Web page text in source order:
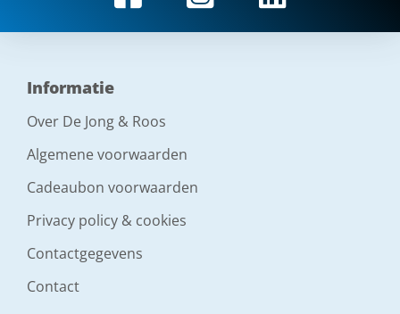
Informatie
Over De Jong & Roos
Algemene voorwaarden
Cadeaubon voorwaarden
Privacy policy & cookies
Contactgegevens
Contact